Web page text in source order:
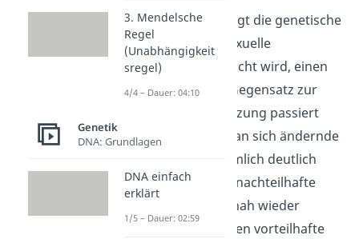
In der Evolution bringt die genetische
Vielfalt, die durch sexuelle
Rekombination erreicht wird, einen
großenVorteil
. Im Gegensatz zur
asexuellen Fortpflanzung passiert
hier die
an sich ändernde
Umweltfaktoren nämlich deutlich
schneller. Während nachteilhafte
Kombinationen zeitnah wieder
verschwinden, können vorteilhafte
3. Mendelsche
Regel
(Unabhängigkeit
sregel)
4/4 – Dauer: 04:10
Genetik
DNA: Grundlagen
DNA einfach
erklärt
1/5 – Dauer: 02:59